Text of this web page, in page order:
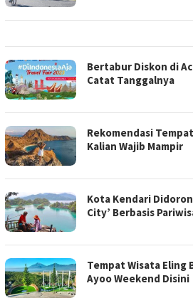
Bertabur Diskon di
Catat Tanggalnya
Rekomendasi
Kalian Wajib Mampir
Kota Kendari
City’ Berbasis
Tempat Wisata Eling
Ayoo Weekend Disini